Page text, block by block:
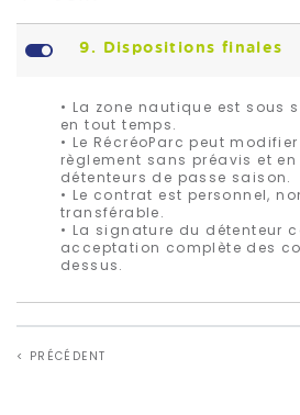
L 9. Dispositions finales
• La zone nautique est sous
en tout temps.
• Le RécréoParc peut
règlement sans préavis et
détenteurs de passe saison.
• Le contrat est personnel,
transférable.
• La signature du détenteur
acceptation complète des
dessus.
< PRÉCÉDENT